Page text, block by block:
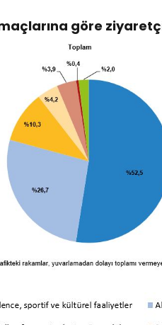
göre